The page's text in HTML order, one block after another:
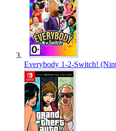
Everybody 1-2-Switch!